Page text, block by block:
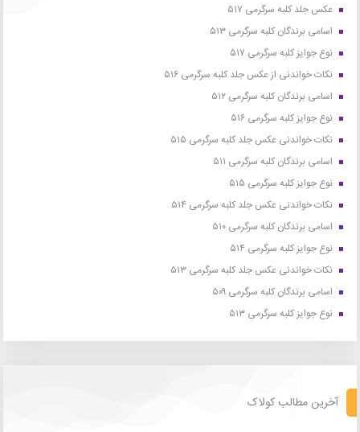
عکس جلد کلبه سرگرمی ۵۱۷
اسامی برندگان کلبه سرگرمی ۵۱۳
نوع جوایز کلبه سرگرمی ۵۱۷
نکات خواندنی از عکس جلد کلبه سرگرمی ۵۱۶
اسامی برندگان کلبه سرگرمی ۵۱۲
نوع جوایز کلبه سرگرمی ۵۱۶
نکات خواندنی عکس جلد کلبه سرگرمی ۵۱۵
اسامی برندگان کلبه سرگرمی ۵۱۱
نوع جوایز کلبه سرگرمی ۵۱۵
نکات خواندنی عکس جلد کلبه سرگرمی ۵۱۴
اسامی برندگان کلبه سرگرمی ۵۱۰
نوع جوایز کلبه سرگرمی ۵۱۴
نکات خواندنی عکس جلد کلبه سرگرمی ۵۱۳
اسامی برندگان کلبه سرگرمی ۵۰۹
نوع جوایز کلبه سرگرمی ۵۱۳
آخرین مطالب کولاک